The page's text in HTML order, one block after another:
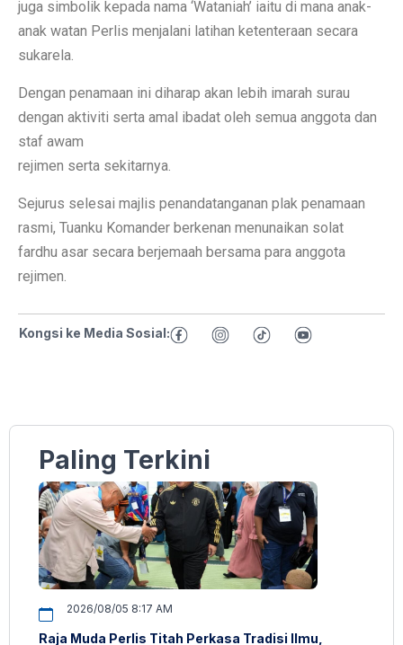
juga simbolik kepada nama ‘Wataniah’ iaitu di mana anak-
anak watan Perlis menjalani latihan ketenteraan secara
sukarela.
Dengan penamaan ini diharap akan lebih imarah surau
dengan aktiviti serta amal ibadat oleh semua anggota dan
staf awam
rejimen serta sekitarnya.
Sejurus selesai majlis penandatanganan plak penamaan
rasmi, Tuanku Komander berkenan menunaikan solat
fardhu asar secara berjemaah bersama para anggota
rejimen.
Kongsi ke Media Sosial:
Paling Terkini
2026/08/05 8:17 AM
Raja Muda Perlis Titah Perkasa Tradisi Ilmu,